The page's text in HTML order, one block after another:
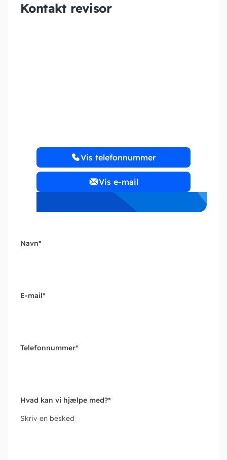
Kontakt revisor
Vis telefonnummer
Vis e-mail
Navn*
E-mail*
Telefonnummer*
Hvad kan vi hjælpe med?*
Skriv en besked